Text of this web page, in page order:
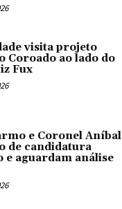
visita projeto
Coroado ao lado do
Fux
e Coronel Aníbal
de candidatura
e aguardam análise